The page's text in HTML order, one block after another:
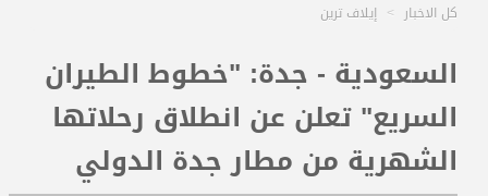
الرئيسية
الدورات القادمة
كل الاخبار > إيلاف ترين
السعودية - جدة: "خطوط الطيران
السريع" تعلن عن انطلاق رحلاتها
الشهرية من مطار جدة الدولي